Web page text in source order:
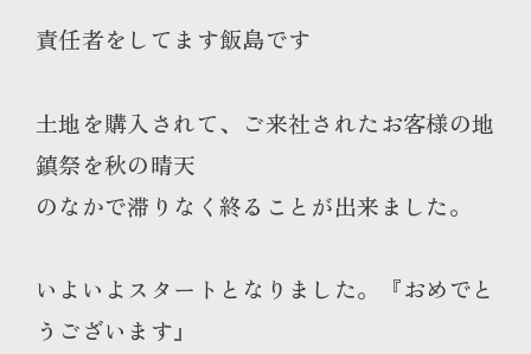
責任者をしてます飯島です
土地を購入されて、ご来社されたお客様の地
鎮祭を秋の晴天
のなかで滞りなく終ることが出来ました。
いよいよスタートとなりました。『おめでと
うございます』